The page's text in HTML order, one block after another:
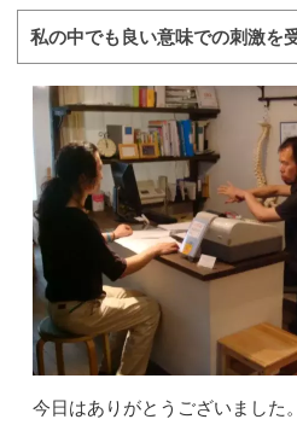
私の中でも良い意味での刺激を
今日はありがとうございました。